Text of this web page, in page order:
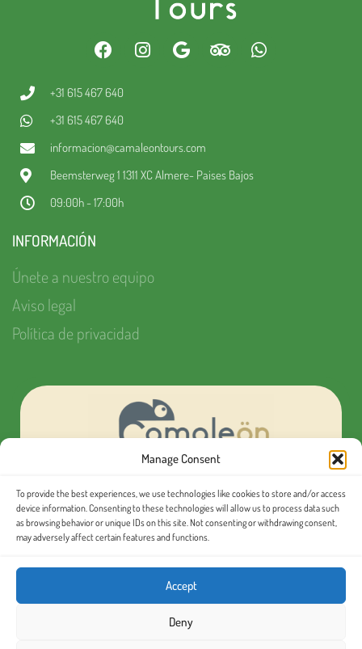
Manage Consent
To provide the best experiences, we use technologies like cookies to store and/or access
device information. Consenting to these technologies will allow us to process data such
as browsing behavior or unique IDs on this site. Not consenting or withdrawing consent,
may adversely affect certain features and functions.
Accept
Deny
+31 615 467 640
+31 615 467 640
informacion@camaleontours.com
Beemsterweg 1 1311 XC Almere- Paises Bajos
09:00h - 17:00h
INFORMACIÓN
Únete a nuestro equipo
Aviso legal
Política de privacidad
¿Quieres organizar tu próximo evento MICE?
Conoce nuestras
excursiones en español